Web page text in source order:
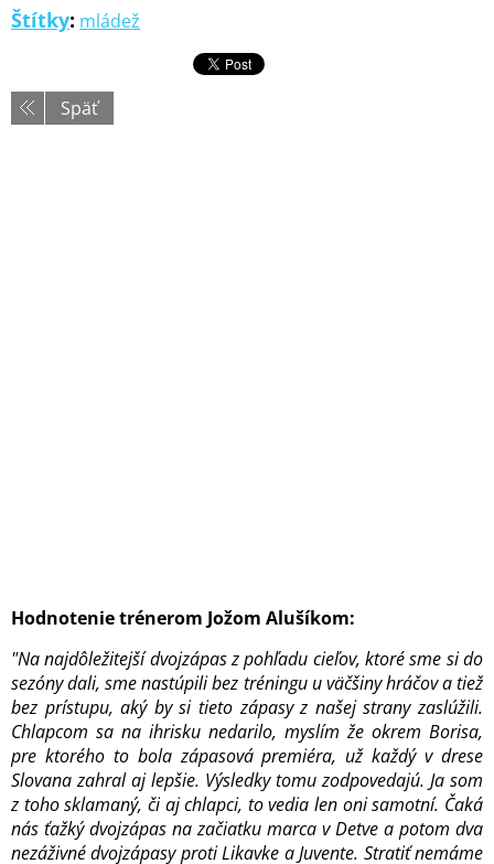
Štítky: mládež
Späť
Hodnotenie trénerom Jožom Alušíkom:
"Na najdôležitejší dvojzápas z pohľadu cieľov, ktoré sme si do
sezóny dali, sme nastúpili bez tréningu u väčšiny hráčov a tiež
bez prístupu, aký by si tieto zápasy z našej strany zaslúžili.
Chlapcom sa na ihrisku nedarilo, myslím že okrem Borisa,
pre ktorého to bola zápasová premiéra, už každý v drese
Slovana zahral aj lepšie. Výsledky tomu zodpovedajú. Ja som
z toho sklamaný, či aj chlapci, to vedia len oni samotní. Čaká
nás ťažký dvojzápas na začiatku marca v Detve a potom dva
nezáživné dvojzápasy proti Likavke a Juvente. Stratiť nemáme